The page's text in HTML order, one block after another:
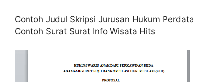
Contoh Judul Skripsi Jurusan Hukum Perdata
Contoh Surat Surat Info Wisata Hits